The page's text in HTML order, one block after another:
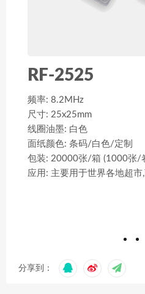
RF-2525
频率: 8.2MHz
尺寸: 25x25mm
线圈油墨: 白色
面纸颜色: 条码/白色/定制
包装: 20000张/箱 (1000张/
应用: 主要用于世界各地超
分享到：